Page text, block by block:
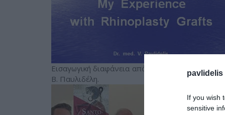
pavlidelis
If you wish
sensitive
Εισαγωγική διαφάνεια από την ομιλία του Dr.
B. Παυλιδέλη.